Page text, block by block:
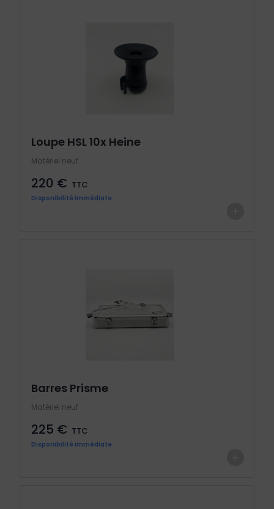
Loupe HSL 10x Heine
Matériel neuf
220 € TTC
Disponibilité immédiate
Barres Prisme
Matériel neuf
225 € TTC
Disponibilité immédiate